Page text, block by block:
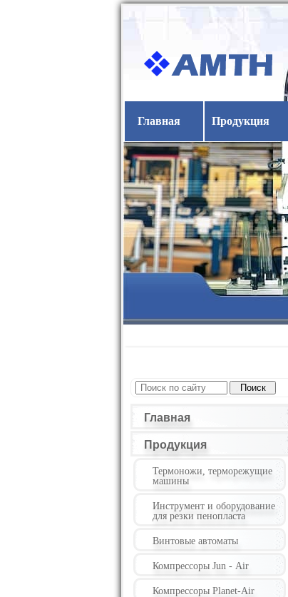
Главная Продукция
Главная
Продукция
Термоножи, терморежущие
машины
Инструмент и оборудование
для резки пенопласта
Винтовые автоматы
Компрессоры Jun - Air
Компрессоры Planet-Air